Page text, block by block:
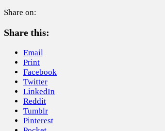
Share on:
Share this:
Email
Print
Facebook
Twitter
LinkedIn
Reddit
Tumblr
Pinterest